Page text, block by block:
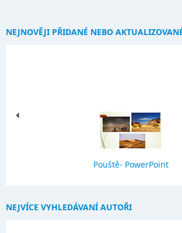
NEJNOVĚJI PŘIDANÉ NEBO
Pouště- PowerPoint
NEJVÍCE VYHLEDÁVANÍ AUTOŘI